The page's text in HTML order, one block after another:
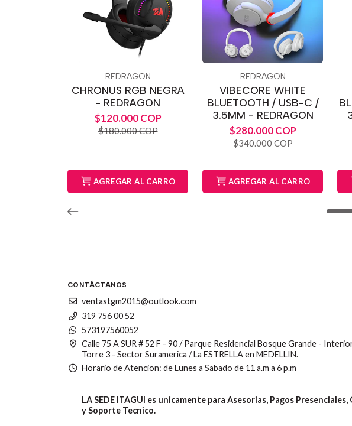
REDRAGON
CHRONUS RGB NEGRA
- REDRAGON
$120.000 COP
$180.000 COP
AGREGAR AL CARRO
REDRAGON
VIBECORE WHITE
BLUETOOTH / USB-C /
3.5MM - REDRAGON
$280.000 COP
$340.000 COP
AGREGAR AL CARRO
CONTÁCTANOS
ventastgm2015@outlook.com
319 756 00 52
573197560052
Calle 75 A SUR # 52 F - 90 / Parque Residencial Bosque Grande -
Torre 3 - Sector Suramerica / La ESTRELLA en MEDELLIN.
Horario de Atencion: de Lunes a Sabado de 11 a.m a 6 p.m
LA SEDE ITAGUI es unicamente para Asesorias, Pagos
y Soporte Tecnico.